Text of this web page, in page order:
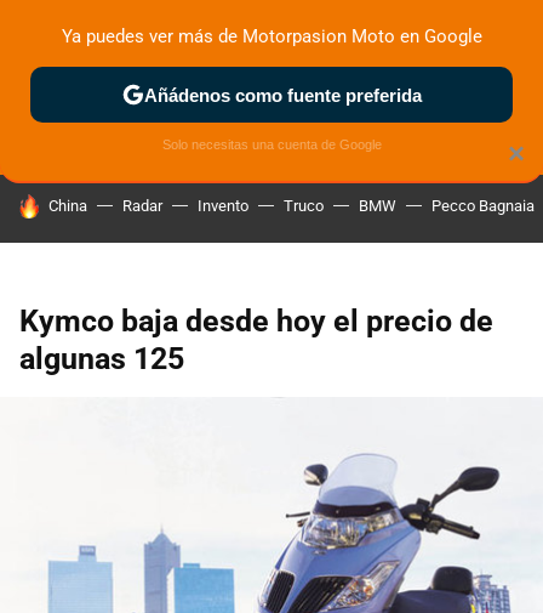
ZONA DE PRUEBAS DEPORTIVAS MOTOS ELÉCTRICAS
HOY SE HABLA DE
China Radar Invento Truco BMW Pecco Bagnaia
Kymco baja desde hoy el precio de
algunas 125
×
Ya puedes ver más de Motorpasion Moto en Google
Añádenos como fuente preferida
Solo necesitas una cuenta de Google